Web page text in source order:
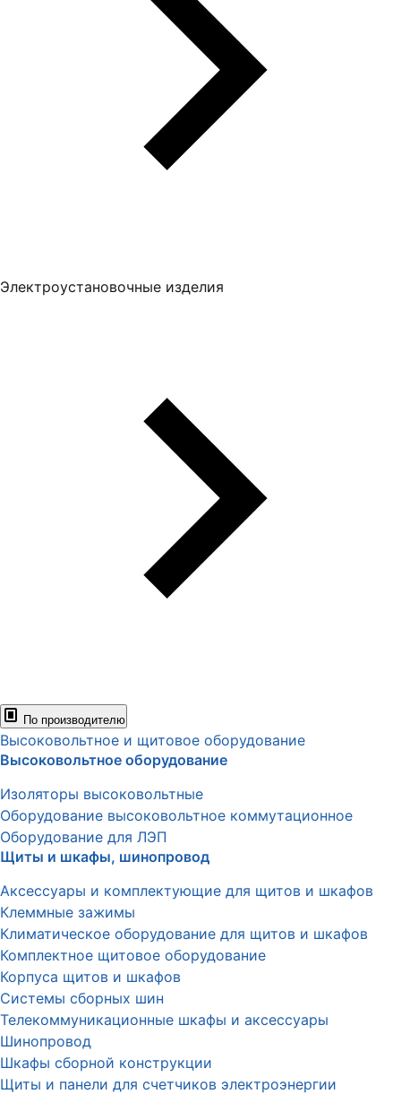
Электроустановочные изделия
По производителю
Высоковольтное и щитовое оборудование
Высоковольтное оборудование
Изоляторы высоковольтные
Оборудование высоковольтное коммутационное
Оборудование для ЛЭП
Щиты и шкафы, шинопровод
Аксессуары и комплектующие для щитов и шкафов
Клеммные зажимы
Климатическое оборудование для щитов и шкафов
Комплектное щитовое оборудование
Корпуса щитов и шкафов
Системы сборных шин
Телекоммуникационные шкафы и аксессуары
Шинопровод
Шкафы сборной конструкции
Щиты и панели для счетчиков электроэнергии